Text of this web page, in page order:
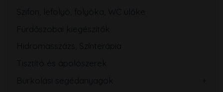
Szifon, lefolyó, folyóka, WC ülőke
Fürdőszobai kiegészítők
Hidromasszázs, Színterápia
Tisztító és ápolószerek
Burkolási segédanyagok